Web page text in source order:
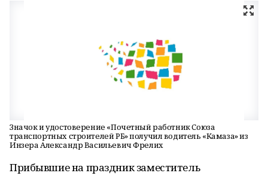
Значок и удостоверение «Почетный работник Союза
транспортных строителей РБ» получил водитель «Камаза» из
Инзера Александр Васильевич Фрелих
Прибывшие на праздник заместитель